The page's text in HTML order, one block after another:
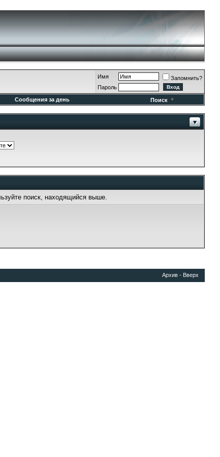
Имя
Запомнить?
Пароль
Сообщения за день Поиск
поиск, находящийся выше.
Архив - Вверх